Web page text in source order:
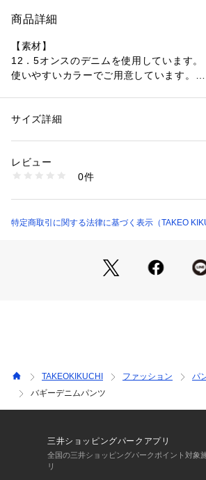
商品詳細
【素材】
12．5オンスのデニムを使用しています。
使いやすいカラーでご用意しています。
幅広い着こなしが可能なトレンドのバギー
・裏地なし
02サイズ（M）：165～175cm
03サイズ（L）：170～180cm
のミックススタイルを提案します。
【気になる商品はお気に入り登録をおス
完売しているカラーの再入荷通知や、ラ
知をお知らせいたします。
性別：メンズ
素材：コットン88％ レーヨン11％ 再生繊維（セ
商品番号：
C01-73160 （ショップ）
サイズ詳細
レビュー
0件
特定商取引に関する法律に基づく表示（TAKEO
TAKEOKIKUCHI ファッション パ
バギーデニムパンツ
三井ショッピングパークアプリ
全国の三井ショッピングパークポイント対象
リ